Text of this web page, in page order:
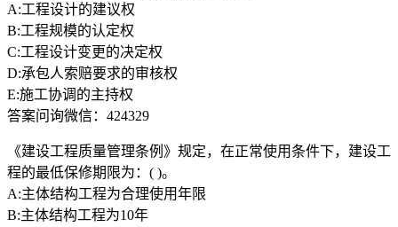
A:工程设计的建议权
B:工程规模的认定权
C:工程设计变更的决定权
D:承包人索赔要求的审核权
E:施工协调的主持权
答案问询微信：424329
《建设工程质量管理条例》规定，在正常使用条件下，建设工
程的最低保修期限为：( )。
A:主体结构工程为合理使用年限
B:主体结构工程为10年